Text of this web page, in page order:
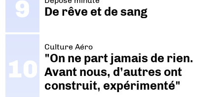
De rêve et de sang
Culture Aéro
"On ne part jamais de rien.
Avant nous, d’autres ont
construit, expérimenté"